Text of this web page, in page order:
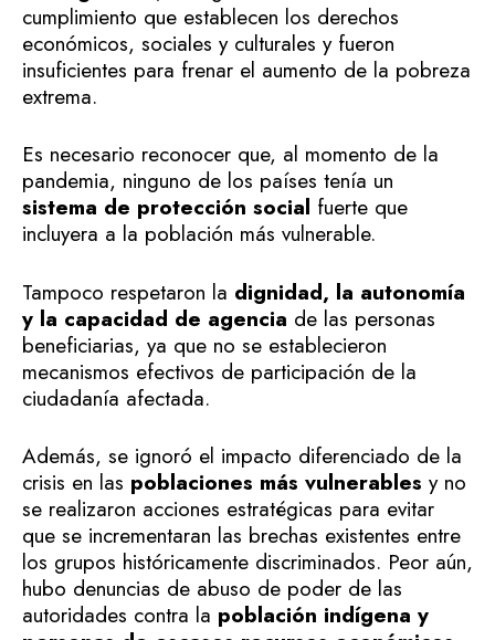
cumplimiento que establecen los derechos
económicos, sociales y culturales y fueron
insuficientes para frenar el aumento de la pobreza
extrema.
Es necesario reconocer que, al momento de la
pandemia, ninguno de los países tenía un
sistema de protección social fuerte que
incluyera a la población más vulnerable.
Tampoco respetaron la dignidad, la autonomía
y la capacidad de agencia de las personas
beneficiarias, ya que no se establecieron
mecanismos efectivos de participación de la
ciudadanía afectada.
Además, se ignoró el impacto diferenciado de la
crisis en las poblaciones más vulnerables y no
se realizaron acciones estratégicas para evitar
que se incrementaran las brechas existentes entre
los grupos históricamente discriminados. Peor aún,
hubo denuncias de abuso de poder de las
autoridades contra la población indígena y